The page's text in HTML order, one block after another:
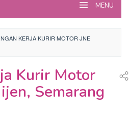
MENU
KERJA KURIR MOTOR JNE
Kurir Motor
Semarang